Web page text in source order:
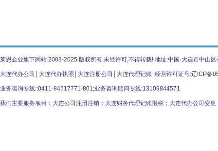
莱恩企业旗下网站 2003-2025 版权所有,未经许可,不得转载! 地址:中国·大连市中
大连代办公司│大连代办执照│大连注册公司│大连代理记账 经营许可证号:辽ICP备
业务咨询专线::0411-84517771-801;业务咨询顾问专线:13109844571
我们主要服务项目：大连公司注册注销；大连财务代理记账报税；大连代办公司变